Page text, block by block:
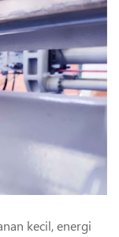
kecil, energi